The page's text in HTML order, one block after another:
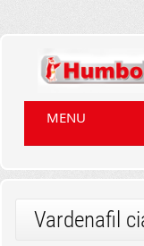
MENU
Vardenafil